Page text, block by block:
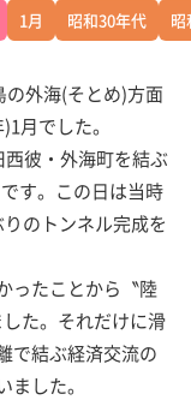
1月 昭和30年代 昭
外海(そとめ)方面
月でした。
彼・外海町を結ぶ
す。この日は当時
のトンネル完成を
ったことから〝陸
た。それだけに滑
で結ぶ経済交流の
した。